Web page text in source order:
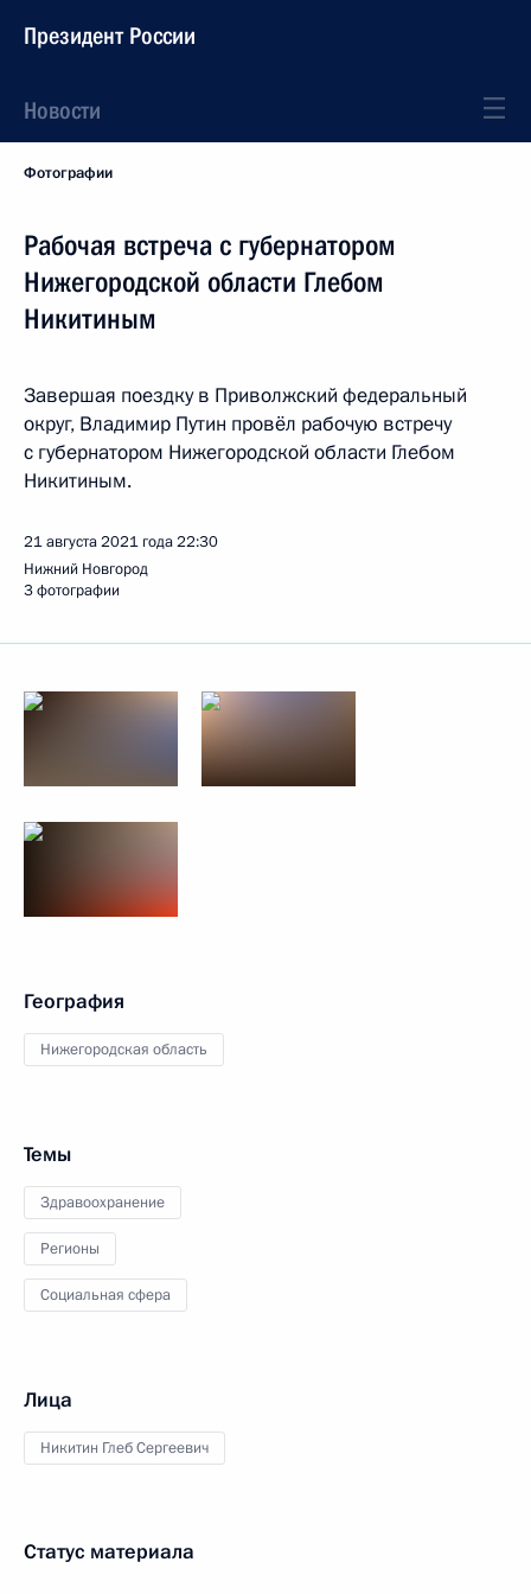
Президент России
Новости
Фотографии
Рабочая встреча с губернатором
Нижегородской области Глебом
Никитиным
Завершая поездку в Приволжский федеральный
округ, Владимир Путин провёл рабочую встречу
с губернатором Нижегородской области Глебом
Никитиным.
21 августа 2021 года22:30
Нижний Новгород
3 фотографии
География
Нижегородская область
Темы
Здравоохранение
Регионы
Социальная сфера
Лица
Никитин Глеб Сергеевич
Статус материала